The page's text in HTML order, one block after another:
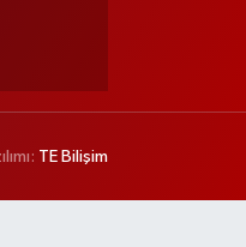
TE Bilişim